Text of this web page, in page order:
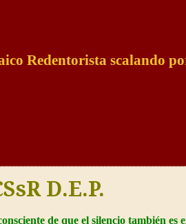
Redentorista scalando
D.E.P.
de que el silencio también es